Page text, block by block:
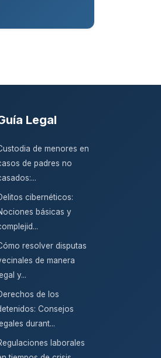
Legal
de menores en
de padres no
cibernéticos:
básicas y
resolver disputas
de manera
y...
de los
Consejos
durant...
laborales